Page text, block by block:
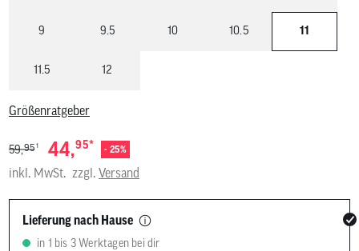
9 9.5 10 10.5 11
11.5 12
Größenratgeber
59,95 1 44,95* - 25%
inkl. MwSt. zzgl. Versand
Lieferung nach Hause
in 1 bis 3 Werktagen bei dir